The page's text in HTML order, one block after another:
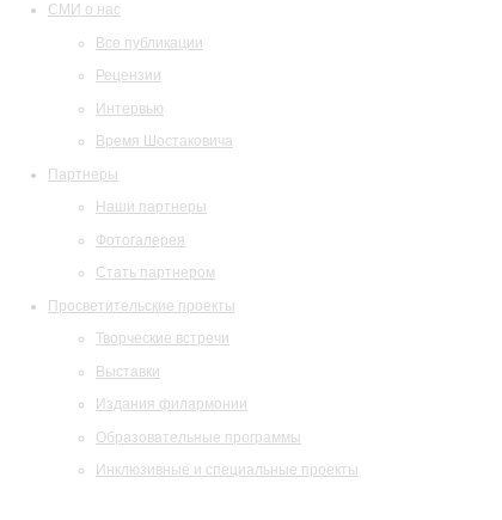
СМИ о нас
Все публикации
Рецензии
Интервью
Время Шостаковича
Партнеры
Наши партнеры
Фотогалерея
Стать партнером
Просветительские проекты
Творческие встречи
Выставки
Издания филармонии
Образовательные программы
Инклюзивные и специальные проекты